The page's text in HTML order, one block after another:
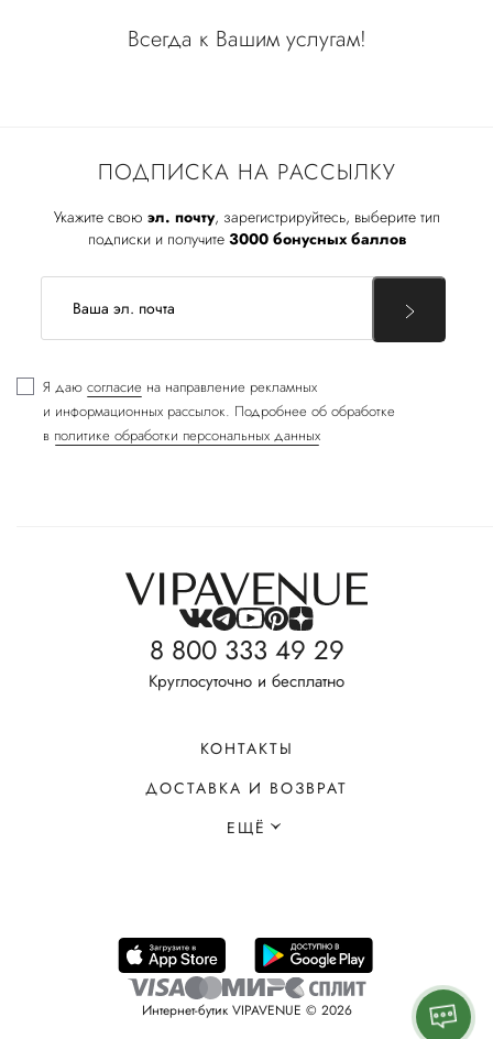
ПОДПИСКА НА РАССЫЛКУ
Укажите свою эл. почту, зарегистрируйтесь, выберите тип
подписки и получите 3000 бонусных баллов
Я даю согласие на направление рекламных
и информационных рассылок. Подробнее об обработке
в политике обработки персональных данных
Всегда к Вашим услугам!
8 800 333 49 29
Круглосуточно и бесплатно
КОНТАКТЫ
ДОСТАВКА И ВОЗВРАТ
ЕЩЁ
Интернет-бутик VIPAVENUE © 2026